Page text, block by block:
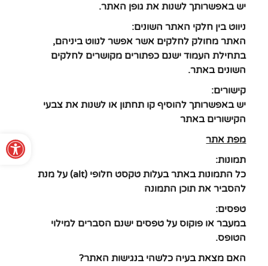
פתח סרגל נגישות
יש באפשרותך לשנות את גופן האתר.
ניווט בין חלקי האתר השונים:
האתר מחולק לחלקים אשר אפשר לנווט ביניהם,
בתחילת העמוד ישנם כפתורים מקושרים לחלקים
השונים באתר.
קישורים:
יש באפשרותך להוסיף קו תחתון או לשנות את צבעי
הקישורים באתר
מפת אתר
תמונות:
כל התמונות באתר בעלות טקסט חלופי (alt) על מנת
להסביר את תוכן התמונה
טפסים:
במעבר או פוקוס על טפסים ישנם הסברים למילוי
הטופס.
האם מצאת בעיה כלשהי בנגישות האתר?